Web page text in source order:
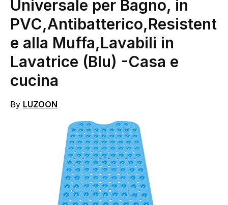
Universale per Bagno, in
PVC,Antibatterico,Resistent
e alla Muffa,Lavabili in
Lavatrice (Blu) -Casa e
cucina
By LUZOON